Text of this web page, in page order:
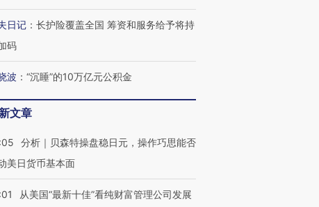
第四届链博
有意思的生活方式·第三对
住三大增长引擎是什么？
日记 ： 长护险覆盖全国 筹资和服务给予将持
码
波 ： “沉睡”的10万亿元公积金
文章
分析｜贝森特操盘稳日元，操作巧思能否
美日货币基本面
从美国“最新十佳”看纯财富管理公司发展